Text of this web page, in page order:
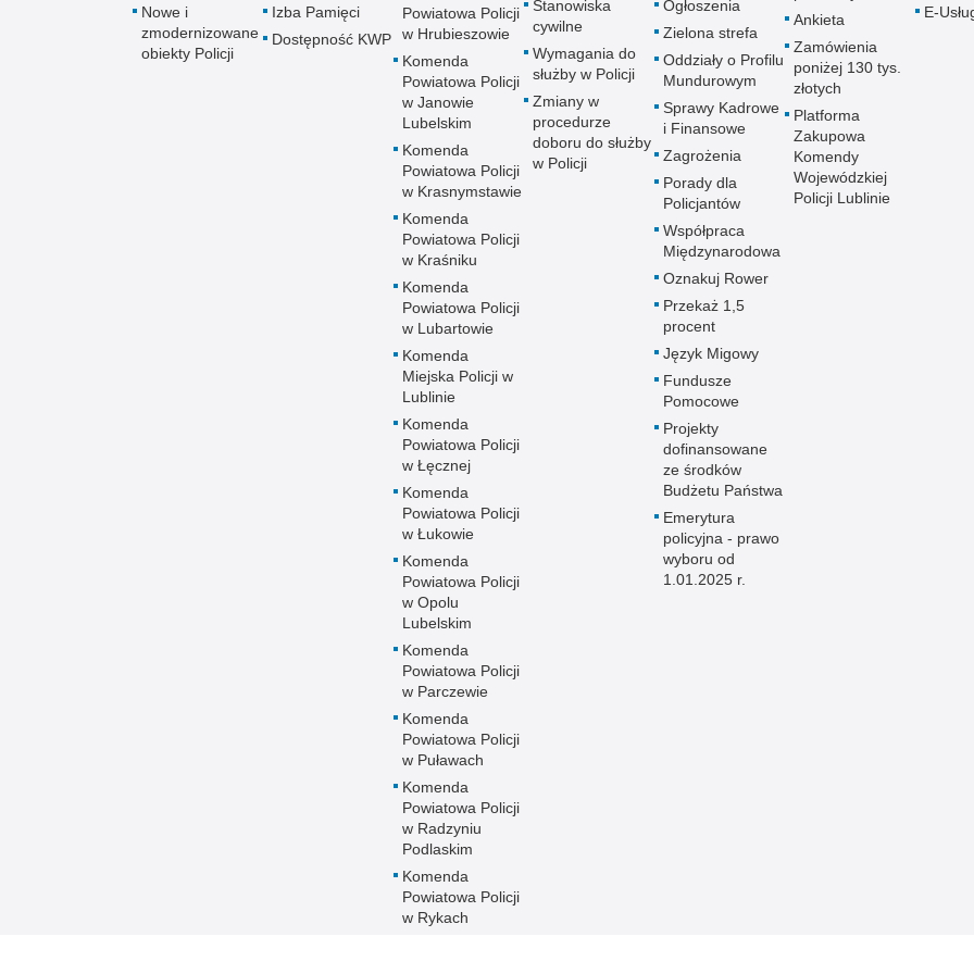
Nowe i
zmodernizowane
obiekty Policji
Izba Pamięci
Dostępność KWP
Powiatowa Policji
w Hrubieszowie
Komenda
Powiatowa Policji
w Janowie
Lubelskim
Komenda
Powiatowa Policji
w Krasnymstawie
Komenda
Powiatowa Policji
w Kraśniku
Komenda
Powiatowa Policji
w Lubartowie
Komenda
Miejska Policji w
Lublinie
Komenda
Powiatowa Policji
w Łęcznej
Komenda
Powiatowa Policji
w Łukowie
Komenda
Powiatowa Policji
w Opolu
Lubelskim
Komenda
Powiatowa Policji
w Parczewie
Komenda
Powiatowa Policji
w Puławach
Komenda
Powiatowa Policji
w Radzyniu
Podlaskim
Komenda
Powiatowa Policji
w Rykach
Stanowiska
cywilne
Wymagania do
służby w Policji
Zmiany w
procedurze
doboru do służby
w Policji
Ogłoszenia
Zielona strefa
Oddziały o Profilu
Mundurowym
Sprawy Kadrowe
i Finansowe
Zagrożenia
Porady dla
Policjantów
Współpraca
Międzynarodowa
Oznakuj Rower
Przekaż 1,5
procent
Język Migowy
Fundusze
Pomocowe
Projekty
dofinansowane
ze środków
Budżetu Państwa
Emerytura
policyjna - prawo
wyboru od
1.01.2025 r.
Ankieta
Zamówienia
poniżej 130 tys.
złotych
Platforma
Zakupowa
Komendy
Wojewódzkiej
Policji Lublinie
E-